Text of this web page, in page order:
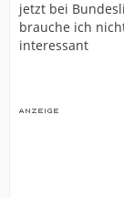
jetzt bei
brauche ich
interessant